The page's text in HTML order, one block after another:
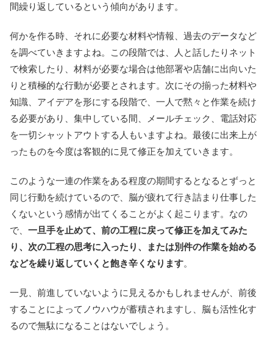
間繰り返しているという傾向があります。
何かを作る時、それに必要な材料や情報、過去のデータなど
を調べていきますよね。この段階では、人と話したりネット
で検索したり、材料が必要な場合は他部署や店舗に出向いた
りと積極的な行動が必要とされます。次にその揃った材料や
知識、アイデアを形にする段階で、一人で黙々と作業を続け
る必要があり、集中している間、メールチェック、電話対応
を一切シャットアウトする人もいますよね。最後に出来上が
ったものを今度は客観的に見て修正を加えていきます。
このような一連の作業をある程度の期間するとなるとずっと
同じ行動を続けているので、脳が疲れて行き詰まり仕事した
くないという感情が出てくることがよく起こります。なの
で、 一旦手を止めて、前の工程に戻って修正を加えてみた
り、次の工程の思考に入ったり、または別件の作業を始める
などを繰り返していくと飽き辛くなります。
一見、前進していないように見えるかもしれませんが、前後
することによってノウハウが蓄積されますし、脳も活性化す
るので無駄になることはないでしょう。